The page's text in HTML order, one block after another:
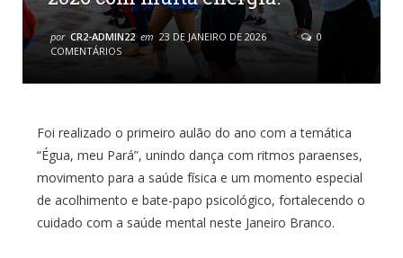
por CR2-ADMIN22 em 23 DE JANEIRO DE 2026
0
COMENTÁRIOS
Foi realizado o primeiro aulão do ano com a temática
“Égua, meu Pará”, unindo dança com ritmos paraenses,
movimento para a saúde física e um momento especial
de acolhimento e bate-papo psicológico, fortalecendo o
cuidado com a saúde mental neste Janeiro Branco.